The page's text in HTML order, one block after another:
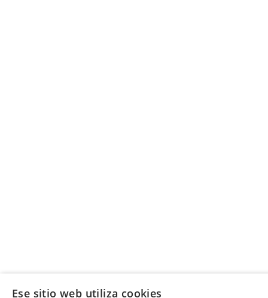
Ese sitio web utiliza cookies